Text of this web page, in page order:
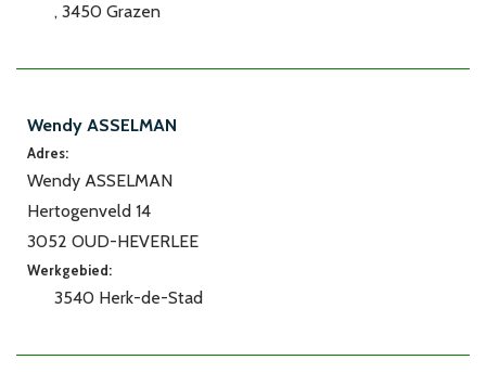
3450 Grazen
Wendy ASSELMAN
Adres:
Wendy ASSELMAN
Hertogenveld 14
3052 OUD-HEVERLEE
Werkgebied:
3540 Herk-de-Stad